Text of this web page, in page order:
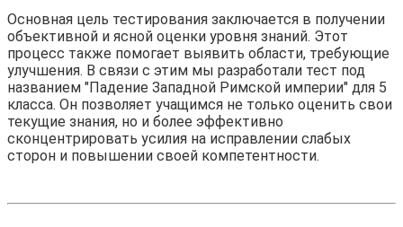
Основная цель тестирования заключается в получении
объективной и ясной оценки уровня знаний. Этот
процесс также помогает выявить области, требующие
улучшения. В связи с этим мы разработали тест под
названием "Падение Западной Римской империи" для 5
класса. Он позволяет учащимся не только оценить свои
текущие знания, но и более эффективно
сконцентрировать усилия на исправлении слабых
сторон и повышении своей компетентности.